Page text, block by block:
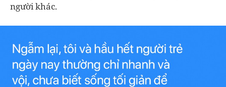
người khác.